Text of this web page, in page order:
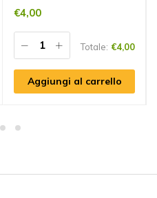
€4,00
Totale: €4,00
Aggiungi al carrello